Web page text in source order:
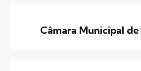
Câmara Municipal